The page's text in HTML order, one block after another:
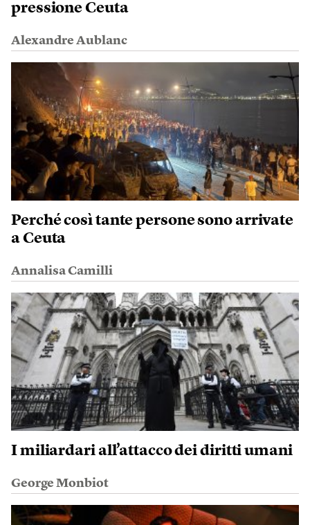
pressione Ceuta
Alexandre Aublanc
Perché così tante persone sono arrivate
a Ceuta
Annalisa Camilli
I miliardari all’attacco dei diritti umani
George Monbiot